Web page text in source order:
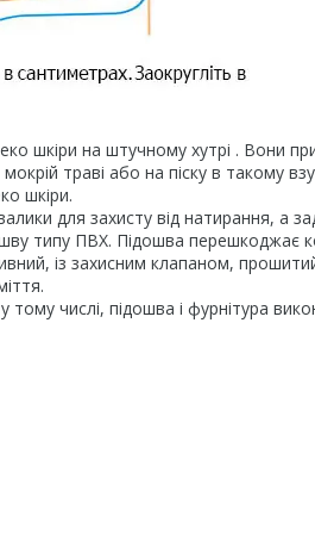
еко шкіри на штучному хутрі . Вони
траві або на піску в такому
шкіри.
для захисту від натирання, а
типу ПВХ. Підошва перешкоджає
із захисним клапаном,
числі, підошва і фурнітура